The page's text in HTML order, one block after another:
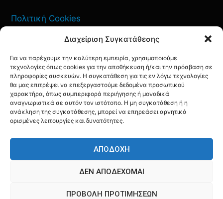
Διαχείριση Συγκατάθεσης
Για να παρέχουμε την καλύτερη εμπειρία, χρησιμοποιούμε
τεχνολογίες όπως cookies για την αποθήκευση ή/και την πρόσβαση σε
πληροφορίες συσκευών. Η συγκατάθεση για τις εν λόγω τεχνολογίες
θα μας επιτρέψει να επεξεργαστούμε δεδομένα προσωπικού
χαρακτήρα, όπως συμπεριφορά περιήγησης ή μοναδικά
αναγνωριστικά σε αυτόν τον ιστότοπο. Η μη συγκατάθεση ή η
ανάκληση της συγκατάθεσης, μπορεί να επηρεάσει αρνητικά
ορισμένες λειτουργίες και δυνατότητες.
ΑΠΟΔΟΧΉ
ΔΕΝ ΑΠΟΔΈΧΟΜΑΙ
ΠΡΟΒΟΛΉ ΠΡΟΤΙΜΉΣΕΩΝ
Πολιτική Cookies
Πολιτική Απορρήτου
ΕΠΙΚΟΙΝΩΝΙΑ
YOUTUBE